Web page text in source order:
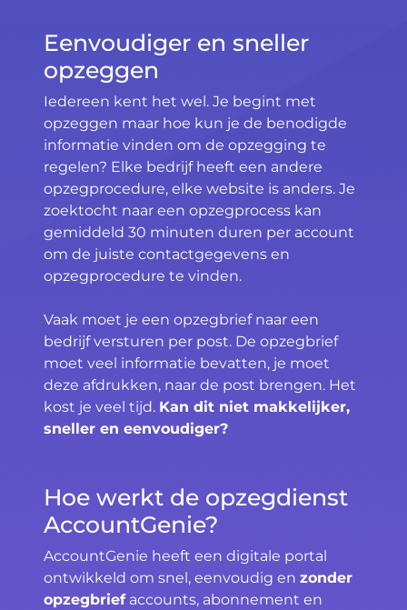
Eenvoudiger en sneller
opzeggen
Iedereen kent het wel. Je begint met
opzeggen maar hoe kun je de benodigde
informatie vinden om de opzegging te
regelen? Elke bedrijf heeft een andere
opzegprocedure, elke website is anders. Je
zoektocht naar een opzegprocess kan
gemiddeld 30 minuten duren per account
om de juiste contactgegevens en
opzegprocedure te vinden.
Vaak moet je een opzegbrief naar een
bedrijf versturen per post. De opzegbrief
moet veel informatie bevatten, je moet
deze afdrukken, naar de post brengen. Het
kost je veel tijd. Kan dit niet makkelijker,
sneller en eenvoudiger?
Hoe werkt de opzegdienst
AccountGenie?
AccountGenie heeft een digitale portal
ontwikkeld om snel, eenvoudig en zonder
opzegbriefaccounts, abonnement en